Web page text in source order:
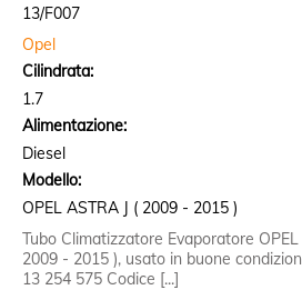
13/F007
Opel
Cilindrata:
1.7
Alimentazione:
Diesel
Modello:
OPEL ASTRA J ( 2009 - 2015 )
Tubo Climatizzatore Evaporatore
2009 - 2015 ), usato in buone
13 254 575 Codice [...]